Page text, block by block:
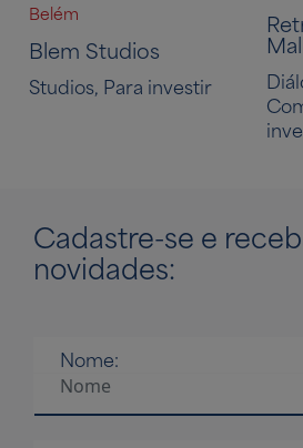
Belém
Blem Studios
Studios, Para investir
Cadastre-se e
novidades:
Nome: